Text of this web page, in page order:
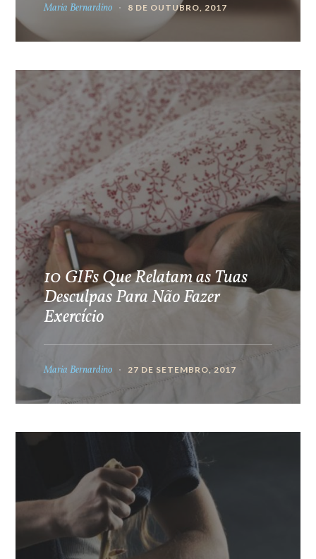
Maria Bernardino 8 DE OUTUBRO, 2017
10 GIFs Que Relatam as Tuas
Desculpas Para Não Fazer
Exercício
Maria Bernardino 27 DE SETEMBRO, 2017